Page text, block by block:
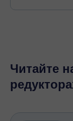
Читайте